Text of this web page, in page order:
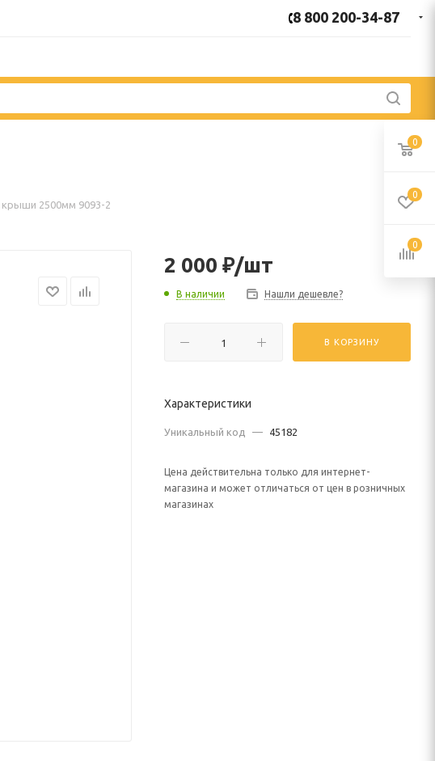
8 800 200-34-87
крыши 2500мм 9093-2
2 000 ₽/шт
В наличии Нашли дешевле?
В КОРЗИНУ
Характеристики
Уникальный код — 45182
Цена действительна только для интернет-
магазина и может отличаться от цен в розничных
магазинах
0
0
0